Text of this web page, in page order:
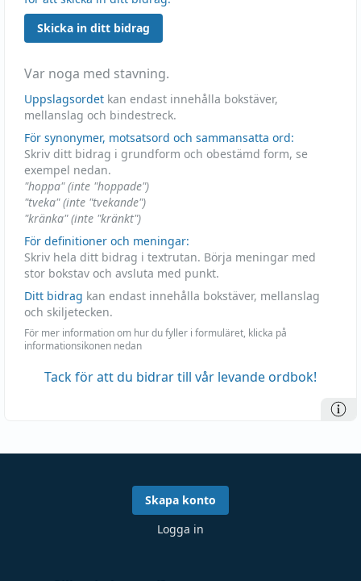
Skicka in ditt bidrag
Var noga med stavning.
Uppslagsordet kan endast innehålla bokstäver,
mellanslag och bindestreck.
För synonymer, motsatsord och sammansatta ord:
Skriv ditt bidrag i grundform och obestämd form, se
exempel nedan.
"hoppa" (inte "hoppade")
"tveka" (inte "tvekande")
"kränka" (inte "kränkt")
För definitioner och meningar:
Skriv hela ditt bidrag i textrutan. Börja meningar med
stor bokstav och avsluta med punkt.
Ditt bidrag kan endast innehålla bokstäver, mellanslag
och skiljetecken.
För mer information om hur du fyller i formuläret, klicka på
informationsikonen nedan
Tack för att du bidrar till vår levande ordbok!
Skapa konto
Logga in